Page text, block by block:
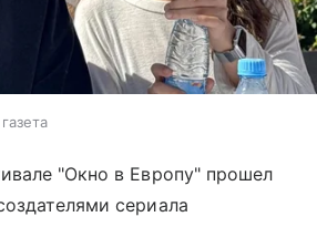
"Окно в Европу" прошел
сериала